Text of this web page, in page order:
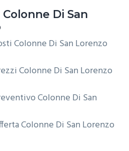
Di San
Colonne Di San Lorenzo
Colonne Di San Lorenzo
Colonne Di San
Colonne Di San Lorenzo